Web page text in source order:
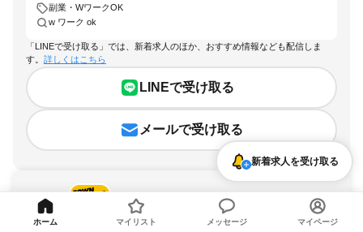
副業・WワークOK
w ワーク ok
「LINEで受け取る」では、新着求人のほか、おすすめ情報なども配信しま
す。 詳しくはこちら
LINEで受け取る
メールで受け取る
新着求人を受け取る
ホーム マイリスト メッセージ マイページ